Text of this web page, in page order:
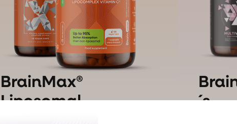
BrainMax®
Liposomal
´s